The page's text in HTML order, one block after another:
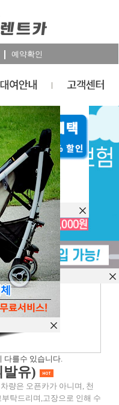
예약확인
약
를수 있습니다.
발유)
량은 오픈카가 아니며, 천
탁드리며,고장으로 인해 수